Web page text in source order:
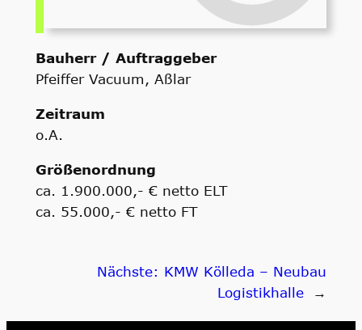
Bauherr / Auftraggeber
Pfeiffer Vacuum, Aßlar
Zeitraum
o.A.
Größenordnung
ca. 1.900.000,- € netto ELT
ca. 55.000,- € netto FT
Nächste: KMW Kölleda – Neubau
Logistikhalle
→